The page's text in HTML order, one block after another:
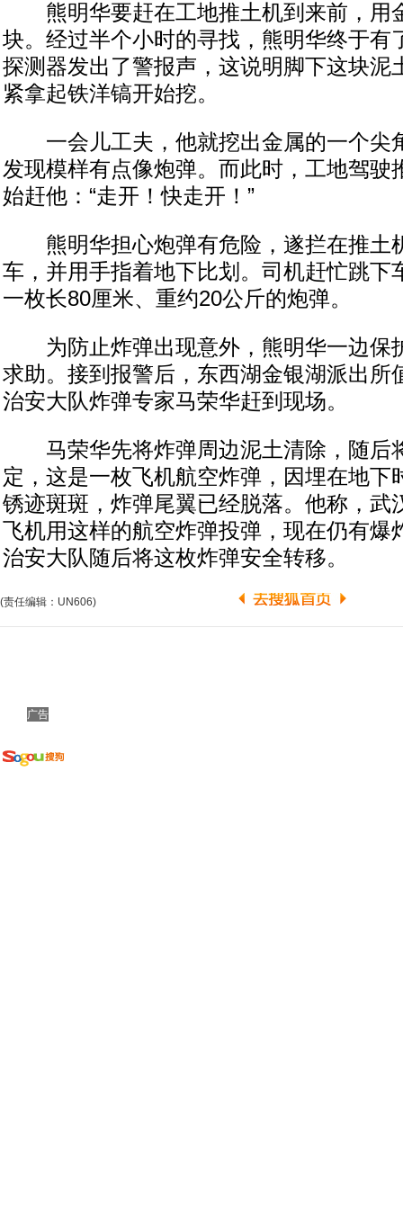
熊明华要赶在工地推土机到来前，用
块。经过半个小时的寻找，熊明华终于有
探测器发出了警报声，这说明脚下这块泥
紧拿起铁洋镐开始挖。
一会儿工夫，他就挖出金属的一个尖
发现模样有点像炮弹。而此时，工地驾驶
始赶他：“走开！快走开！”
熊明华担心炮弹有危险，遂拦在推土
车，并用手指着地下比划。司机赶忙跳下
一枚长80厘米、重约20公斤的炮弹。
为防止炸弹出现意外，熊明华一边保
求助。接到报警后，东西湖金银湖派出所
治安大队炸弹专家马荣华赶到现场。
马荣华先将炸弹周边泥土清除，随后
定，这是一枚飞机航空炸弹，因埋在地下
锈迹斑斑，炸弹尾翼已经脱落。他称，武
飞机用这样的航空炸弹投弹，现在仍有爆
治安大队随后将这枚炸弹安全转移。
(责任编辑：UN606)
广告